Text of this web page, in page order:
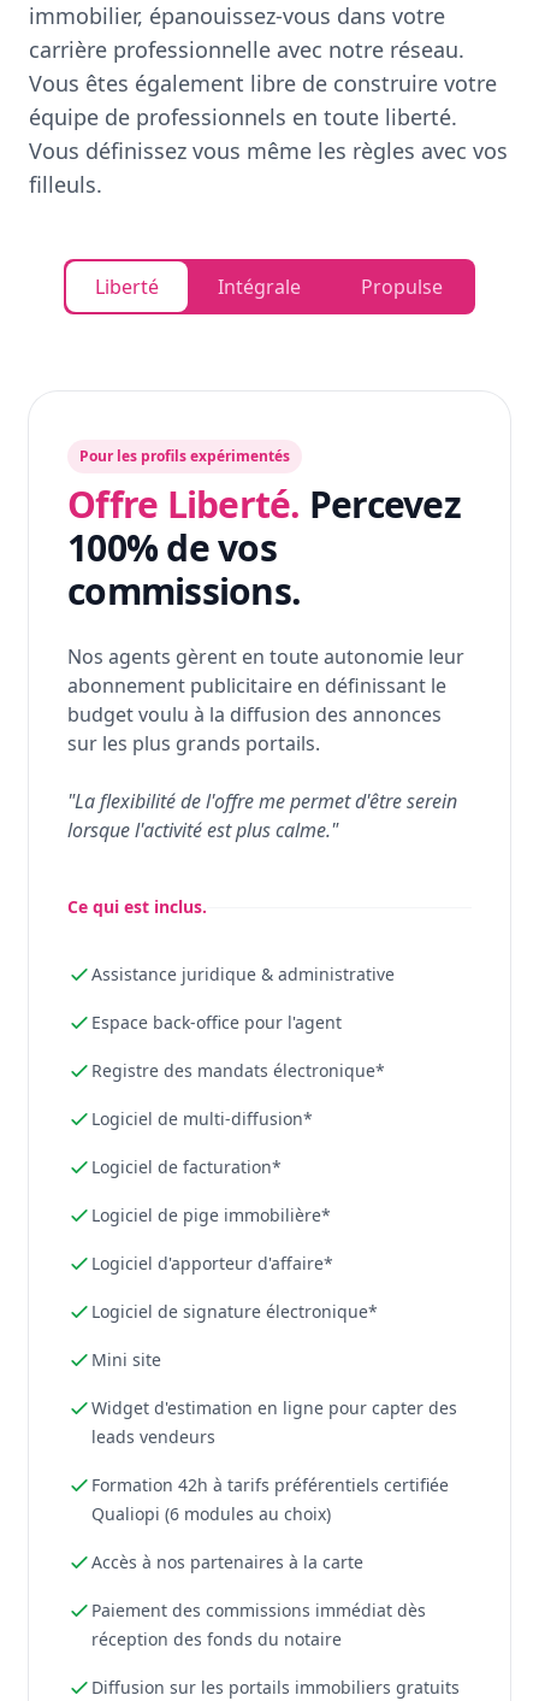
immobilier, épanouissez-vous dans votre
carrière professionnelle avec notre réseau.
Vous êtes également libre de construire votre
équipe de professionnels en toute liberté.
Vous définissez vous même les règles avec vos
filleuls.
Liberté Intégrale Propulse
Pour les profils expérimentés
Offre Liberté. Percevez
100% de vos
commissions.
Nos agents gèrent en toute autonomie leur
abonnement publicitaire en définissant le
budget voulu à la diffusion des annonces
sur les plus grands portails.
"La flexibilité de l'offre me permet d'être serein
lorsque l'activité est plus calme."
Ce qui est inclus.
Assistance juridique & administrative
Espace back-office pour l'agent
Registre des mandats électronique*
Logiciel de multi-diffusion*
Logiciel de facturation*
Logiciel de pige immobilière*
Logiciel d'apporteur d'affaire*
Logiciel de signature électronique*
Mini site
Widget d'estimation en ligne pour capter des
leads vendeurs
Formation 42h à tarifs préférentiels certifiée
Qualiopi (6 modules au choix)
Accès à nos partenaires à la carte
Paiement des commissions immédiat dès
réception des fonds du notaire
Diffusion sur les portails immobiliers gratuits